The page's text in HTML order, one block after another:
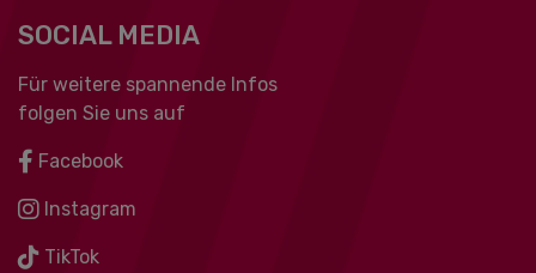
SOCIAL MEDIA
Für weitere spannende Infos
folgen Sie uns auf
Facebook
Instagram
TikTok